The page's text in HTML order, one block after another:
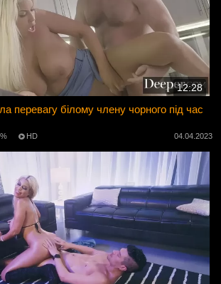
12:28
перевагу білому члену чорного під час
HD 04.04.2023